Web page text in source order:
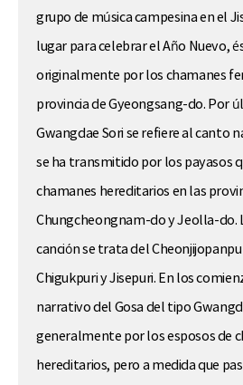
grupo de música campesina en el
lugar para celebrar el Año Nuevo,
originalmente por los chamanes
provincia de Gyeongsang-do. Por
Gwangdae Sori se refiere al canto
se ha transmitido por los payasos
chamanes hereditarios en las
Chungcheongnam-do y Jeolla-do.
canción se trata del
Chigukpuri y Jisepuri. En los
narrativo del Gosa del tipo
generalmente por los esposos de
hereditarios, pero a medida que